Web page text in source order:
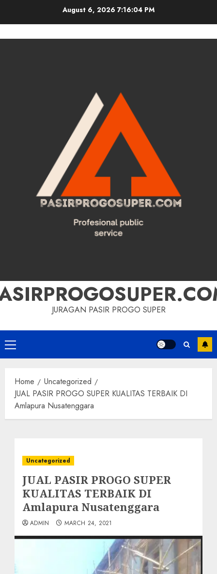
August 6, 2026 7:16:05 PM
JURAGAN PASIR PROGO SUPER
Primary
Menu
Home
Uncategorized
JUAL PASIR PROGO SUPER KUALITAS TERBAIK DI
Amlapura Nusatenggara
Uncategorized
JUAL PASIR PROGO SUPER
KUALITAS TERBAIK DI
Amlapura Nusatenggara
ADMIN MARCH 24, 2021